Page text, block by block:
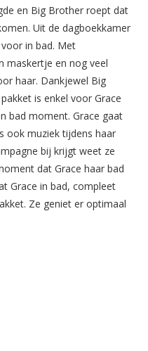
en Big Brother roept dat
Uit de dagboekkamer
in bad. Met
maskertje en nog veel
haar. Dankjewel Big
is enkel voor Grace
bad moment. Grace gaat
ook muziek tijdens haar
bij krijgt weet ze
dat Grace haar bad
Grace in bad, compleet
Ze geniet er optimaal